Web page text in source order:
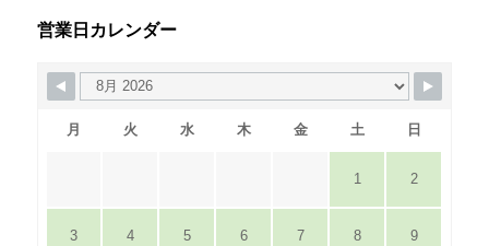
営業日カレンダー
月 火 水 木 金 土 日
1 2
3 4 5 6 7 8 9